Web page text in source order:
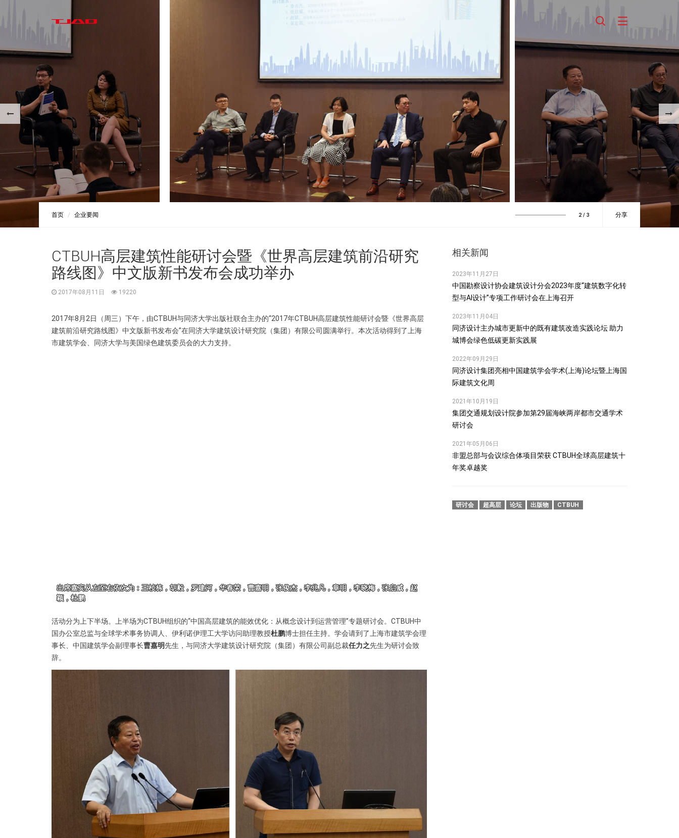
首页 企业要闻 3 / 3 分享
CTBUH高层建筑性能研讨会暨《世界高层建筑前沿研究
路线图》中文版新书发布会成功举办
2017年08月11日 19220
2017年8月2日（周三）下午，由CTBUH与同济大学出版社联合主办的“2017年CTBUH高层建筑性能研讨会暨《世界高层
建筑前沿研究路线图》中文版新书发布会”在同济大学建筑设计研究院（集团）有限公司圆满举行。本次活动得到了上海
市建筑学会、同济大学与美国绿色建筑委员会的大力支持。
活动分为上下半场。上半场为CTBUH组织的“中国高层建筑的能效优化：从概念设计到运营管理”专题研讨会。CTBUH中
国办公室总监与全球学术事务协调人、伊利诺伊理工大学访问助理教授杜鹏博士担任主持。学会请到了上海市建筑学会理
事长、中国建筑学会副理事长曹嘉明先生，与同济大学建筑设计研究院（集团）有限公司副总裁任力之先生为研讨会致
辞。
相关新闻
2023年11月27日
中国勘察设计协会建筑设计分会2023年度“建筑数字化转
型与AI设计”专项工作研讨会在上海召开
2023年11月04日
同济设计主办城市更新中的既有建筑改造实践论坛 助力
城博会绿色低碳更新实践展
2022年09月29日
同济设计集团亮相中国建筑学会学术(上海)论坛暨上海国
际建筑文化周
2021年10月19日
集团交通规划设计院参加第29届海峡两岸都市交通学术
研讨会
2021年05月06日
非盟总部与会议综合体项目荣获 CTBUH全球高层建筑十
年奖卓越奖
研讨会 超高层 论坛 出版物 CTBUH